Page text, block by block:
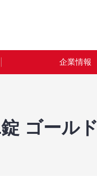
企業情報
ゴールド